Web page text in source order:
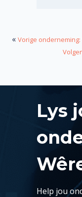
« Vorige
Lys
Help jou